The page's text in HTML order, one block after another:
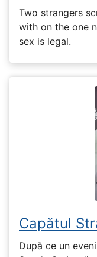
Two strangers
with on the one
sex is legal.
Capătul
După ce un